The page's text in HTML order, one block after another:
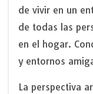
de vivir en un
de todas las
en el hogar.
y entornos
La perspectiva